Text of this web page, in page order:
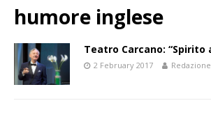
humore inglese
Teatro Carcano: “Spirito
2 February 2017 Redazione